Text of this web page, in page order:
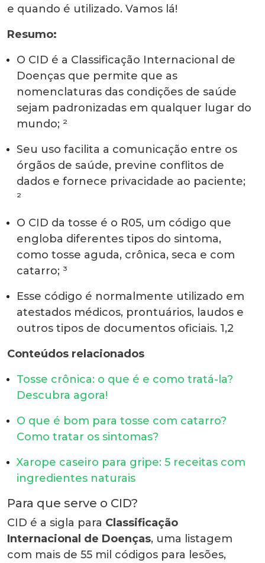
e quando é utilizado. Vamos lá!
Resumo:
O CID é a Classificação Internacional de
Doenças que permite que as
nomenclaturas das condições de saúde
sejam padronizadas em qualquer lugar do
mundo; ²
Seu uso facilita a comunicação entre os
órgãos de saúde, previne conflitos de
dados e fornece privacidade ao paciente;
²
O CID da tosse é o R05, um código que
engloba diferentes tipos do sintoma,
como tosse aguda, crônica, seca e com
catarro; ³
Esse código é normalmente utilizado em
atestados médicos, prontuários, laudos e
outros tipos de documentos oficiais. 1,2
Conteúdos relacionados
Tosse crônica: o que é e como tratá-la?
Descubra agora!
O que é bom para tosse com catarro?
Como tratar os sintomas?
Xarope caseiro para gripe: 5 receitas com
ingredientes naturais
Para que serve o CID?
CID é a sigla para Classificação
Internacional de Doenças, uma listagem
com mais de 55 mil códigos para lesões,